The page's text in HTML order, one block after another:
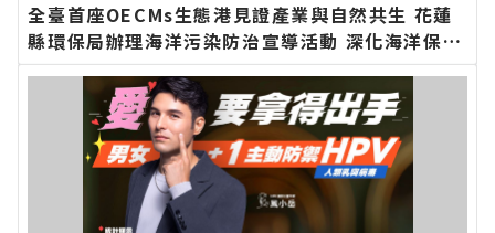
全臺首座OECMs生態港見證產業與自然共生 花蓮
縣環保局辦理海洋污染防治宣導活動 深化海洋保育
知能∣花蓮新聞網官方網站各類新聞－最快速的今
日新聞報導 最新的在地資訊！